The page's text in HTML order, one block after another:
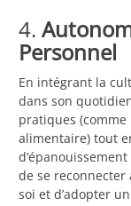
4.
Personnel
En intégrant la
dans son
pratiques (comme
alimentaire) tout
de se reconnecter
soi et d’adopter